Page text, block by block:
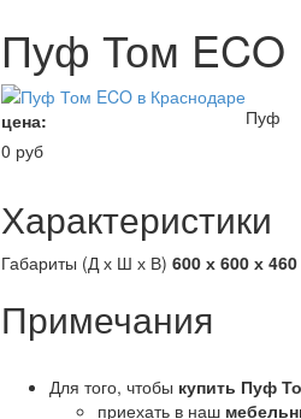
Пуф Том ECO
цена:
0 руб
Пуф
Характеристики
Габариты (Д х Ш х В) 600 х 600 х 460
Примечания
Для того, чтобы купить Пуф
приехать в наш